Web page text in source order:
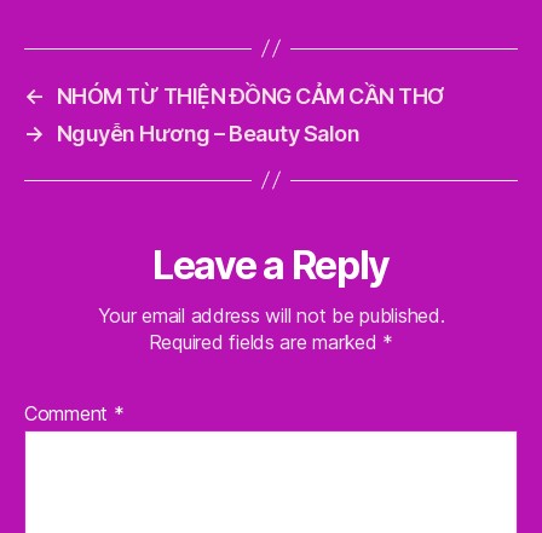
←
NHÓM TỪ THIỆN ĐỒNG CẢM CẦN THƠ
→
Nguyễn Hương – Beauty Salon
Leave a Reply
Your email address will not be published.
Required fields are marked *
Comment *